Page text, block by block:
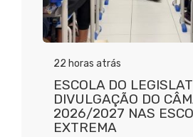
22 horas atrás
ESCOLA DO
DIVULGAÇÃO DO
2026/2027 NAS
EXTREMA